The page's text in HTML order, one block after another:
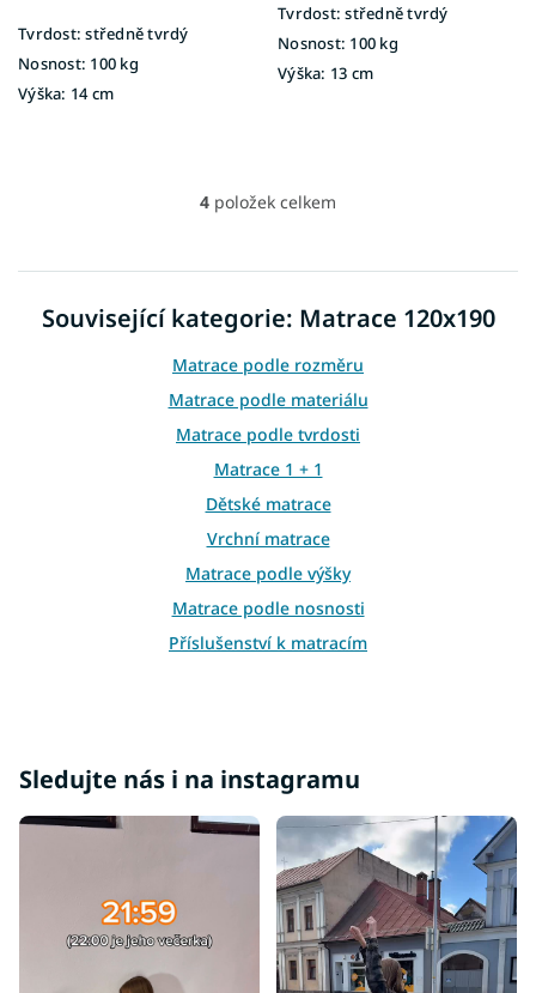
Tvrdost: středně tvrdý
Nosnost: 100 kg
Výška: 14 cm
Tvrdost: středně tvrdý
Nosnost: 100 kg
Výška: 13 cm
O
á
d
a
í
p
r
v
k
y
v
ý
p
i
s
u
4 položek celkem
Související kategorie: Matrace 120x190
Matrace podle rozměru
Matrace podle materiálu
Matrace podle tvrdosti
Matrace 1 + 1
Dětské matrace
Vrchní matrace
Matrace podle výšky
Matrace podle nosnosti
Příslušenství k matracím
Matrace 100x180
Matrace 100x190
Matrace 110x190
Matrace 110x200
Matrace 120x180
Matrace 130x190
Sledujte nás i na instagramu